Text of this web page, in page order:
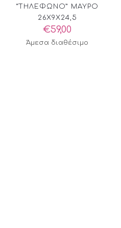
“ΤΗΛΕΦΩΝΟ” ΜΑΥΡΟ
26X9X24,5
€59,00
Άμεσα διαθέσιμο